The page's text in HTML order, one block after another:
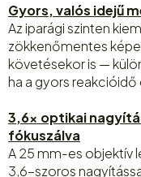
Gyors, valós idejű
Az iparági szinten
zökkenőmentes
követésekor is —
ha a gyors
3,6× optikai
fókuszálva
A 25 mm-es objektív
3,6-szoros